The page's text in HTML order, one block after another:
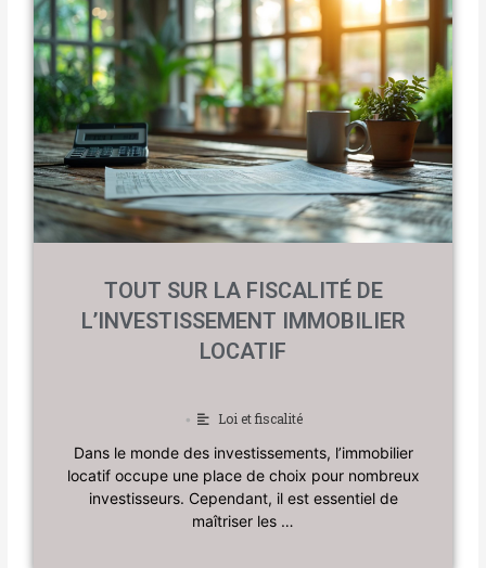
TOUT SUR LA FISCALITÉ DE
L’INVESTISSEMENT IMMOBILIER
LOCATIF
• Loi et fiscalité
Dans le monde des investissements, l’immobilier
locatif occupe une place de choix pour nombreux
investisseurs. Cependant, il est essentiel de
maîtriser les …